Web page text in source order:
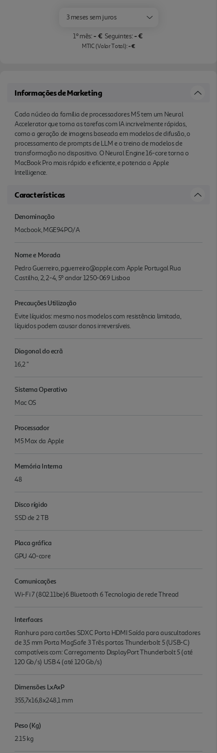
3 meses sem juros
1º mês:- € Seguintes:- €
MTIC (Valor Total):- €
Informações de Marketing
Cada núcleo da família de proces­sadores M5 tem um Neural
Accelerator que torna as tarefas com IA incrivelmente rápidas,
como a geração de imagens baseada em modelos de difusão, o
proces­samento de prompts de LLM e o treino de modelos de
transfor­mação no dispositivo. O Neural Engine 16-core torna o
MacBook Pro mais rápido e eficiente, e potencia a Apple
Intelligence.
Características
Denominação
Macbook, MGE94PO/A
Nome e Morada
Pedro Guerreiro, pguerreiro@apple.com Apple Portugal Rua
Castilho, 2, 2-4, 5º andar 1250-069 Lisboa
Precauções Utilização
Evite líquidos: mesmo nos modelos com resistência limitada,
líquidos podem causar danos irreversíveis.
Diagonal do ecrã
16,2 "
Sistema Operativo
Mac OS
Processador
M5 Max da Apple
Memória Interna
48
Disco rígido
SSD de 2 TB
Placa gráfica
GPU 40-core
Comunicações
Wi-Fi 7 (802.11be)6 Bluetooth 6 Tecnologia de rede Thread
Interfaces
Ranhura para cartões SDXC Porta HDMI Saída para auscultadores
de 3,5 mm Porta MagSafe 3 Três portas Thunderbolt 5 (USB-C)
compatíveis com: Carrega­mento DisplayPort Thunderbolt 5 (até
120 Gb/s) USB 4 (até 120 Gb/s)
Dimensões LxAxP
355,7x16,8x248,1 mm
Peso (Kg)
2.15 kg